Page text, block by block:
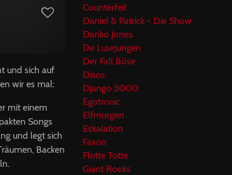
und sich auf
wir es mal:
mit einem
Songs
und legt sich
Backen
Counterfeit
Daniel & Patrick - Die Show
Danko Jones
De Lusejungen
Der Fall Böse
Disco
Django 3000
Egotronic
Elfmorgen
Eskalation
Faxon
Flotte Totte
Giant Rooks